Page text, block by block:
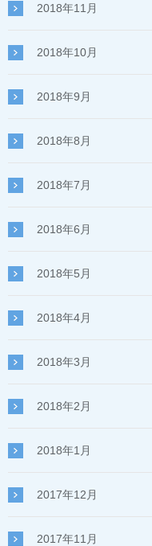
2018年11月
2018年10月
2018年9月
2018年8月
2018年7月
2018年6月
2018年5月
2018年4月
2018年3月
2018年2月
2018年1月
2017年12月
2017年11月